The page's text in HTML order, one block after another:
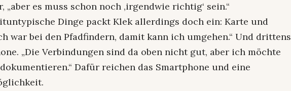
„aber es muss schon noch ‚irgendwie richtig‘ sein.“
Dinge packt Klek allerdings doch ein: Karte und
war bei den Pfadfindern, damit kann ich umgehen.“ Und drittens
„Die Verbindungen sind da oben nicht gut, aber ich möchte
Dafür reichen das Smartphone und eine